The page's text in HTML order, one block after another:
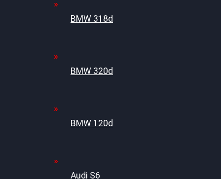
BMW 318d
BMW 320d
BMW 120d
Audi S6